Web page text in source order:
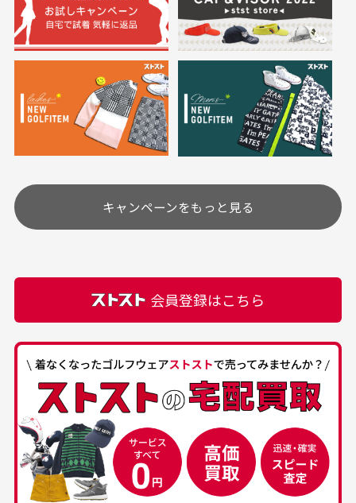
30代女性
高価なブルゾンがお
購入できました。状態も
最高でした。
30代女性
いつも素敵な商品を
す
商品をありがとうござい
ます。
30代男性
中古ゴルフウェアの
品揃えがすごい
50代男性
安心して中古ウェア
を買えるお店です
また5,000円(税込)以上お買い物をして頂けた場合は送
※必ず１つのショッピングカートに複数商品を入れて
ご注文下さいませ。
定休日はありますか？
土.日.祝日は定休日となっております。
その他の休日につきましてはサイト上にて告知させて
頂きます。
カートの有効時間はありますか？
は自動的にカート内の商品が削除されますのでご注意
下さい。
お気に入り機能をご利用下さい。
においについて
ユーズド商品の特性故、メンテンスを行っておりま
すが、におい（煙草、香水、お香、古着特有の香
り、柔軟剤等)が付着している場合がございます。
付属品について
付属品の記載につきましては、弊社に入荷した時点
ある場合もございます。
経年劣化について
当店では商品の管理には細心の注意を払っておりま
すが、経年により素材の劣化やパーツの強度低下が
生じている場合がございます。
キャンペーンをもっと見る
会員登録はこちら